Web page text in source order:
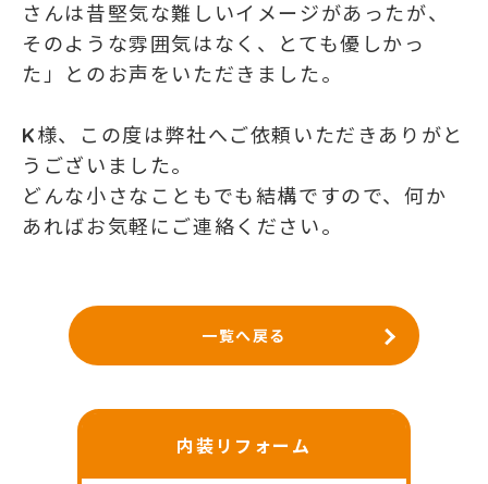
さんは昔堅気な難しいイメージがあったが、
そのような雰囲気はなく、とても優しかっ
た」とのお声をいただきました。
K様、この度は弊社へご依頼いただきありがと
うございました。
どんな小さなこともでも結構ですので、何か
あればお気軽にご連絡ください。
一覧へ戻る
内装リフォーム